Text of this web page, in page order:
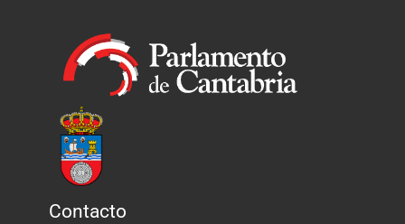
Contacto